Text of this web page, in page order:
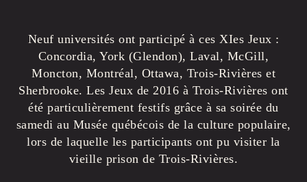
Neuf universités ont participé à ces XIes Jeux :
Concordia, York (Glendon), Laval, McGill,
Moncton, Montréal, Ottawa, Trois-Rivières et
Sherbrooke. Les Jeux de 2016 à Trois-Rivières ont
été particulièrement festifs grâce à sa soirée du
samedi au Musée québécois de la culture populaire,
lors de laquelle les participants ont pu visiter la
vieille prison de Trois-Rivières.